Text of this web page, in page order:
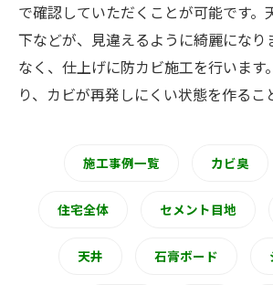
で確認していただくことが可能です。
下などが、見違えるように綺麗になり
なく、仕上げに防カビ施工を行います
り、カビが再発しにくい状態を作るこ
施工事例一覧 カビ臭
住宅全体 セメント目地
天井 石膏ボード